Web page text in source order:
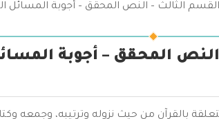
القسم الثالث – النص المحقق – أجوبة المسائل
النص المحقق – أجوبة
بالقرآن من حيث نزوله وترتيبه، وجمعه